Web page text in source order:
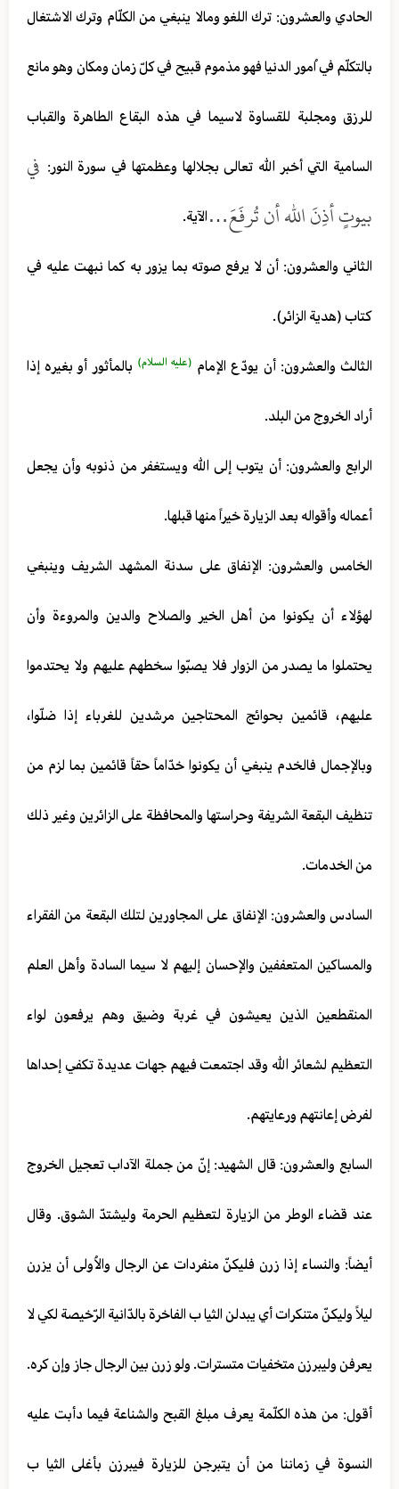
الحادي والعشرون: ترك اللغو ومالا ينبغي من الكلّام وترك الاشتغال
بالتكلّم في اُمور الدنيا فهو مذموم قبيح في كلّ زمان ومكان وهو مانع
للرزق ومجلبة للقساوة لاسيما في هذه البقاع الطاهرة والقباب
السامية التي أخبر الله تعالى بجلالها وعظمتها في سورة النور: في
بيوتٍ أذِنَ الله أن تُرفَعَ… الآية.
الثاني والعشرون: أن لا يرفع صوته بما يزور به كما نبهت عليه في
كتاب (هدية الزائر).
الثالث والعشرون: أن يودّع الإمام (عليه السلام) بالمأثور أو بغيره إذا
أراد الخروج من البلد.
الرابع والعشرون: أن يتوب إلى الله ويستغفر من ذنوبه وأن يجعل
أعماله وأقواله بعد الزيارة خيراً منها قبلها.
الخامس والعشرون: الإنفاق على سدنة المشهد الشريف وينبغي
لهؤلاء أن يكونوا من أهل الخير والصلاح والدين والمروءة وأن
يحتملوا ما يصدر من الزوار فلا يصبّوا سخطهم عليهم ولا يحتدموا
عليهم، قائمين بحوائج المحتاجين مرشدين للغرباء إذا ضلّوا،
وبالإجمال فالخدم ينبغي أن يكونوا خدّاماً حقاً قائمين بما لزم من
تنظيف البقعة الشريفة وحراستها والمحافظة على الزائرين وغير ذلك
من الخدمات.
السادس والعشرون: الإنفاق على المجاورين لتلك البقعة من الفقراء
والمساكين المتعففين والإحسان إليهم لا سيما السادة وأهل العلم
المنقطعين الذين يعيشون في غربة وضيق وهم يرفعون لواء
التعظيم لشعائر الله وقد اجتمعت فيهم جهات عديدة تكفي إحداها
لفرض إعانتهم ورعايتهم.
السابع والعشرون: قال الشهيد: إنّ من جملة الآداب تعجيل الخروج
عند قضاء الوطر من الزيارة لتعظيم الحرمة وليشتدّ الشوق. وقال
أيضاً: والنساء إذا زرن فليكنّ منفردات عن الرجال والاُولى أن يزرن
ليلاً وليكنّ متنكرات أي يبدلن الثيا ب الفاخرة بالدّانية الرّخيصة لكي لا
يعرفن وليبرزن متخفيات متسترات. ولو زرن بين الرجال جاز وإن كره.
أقول: من هذه الكلّمة يعرف مبلغ القبح والشناعة فيما دأبت عليه
النسوة في زماننا من أن يتبرجن للزيارة فيبرزن بأغلى الثيا ب